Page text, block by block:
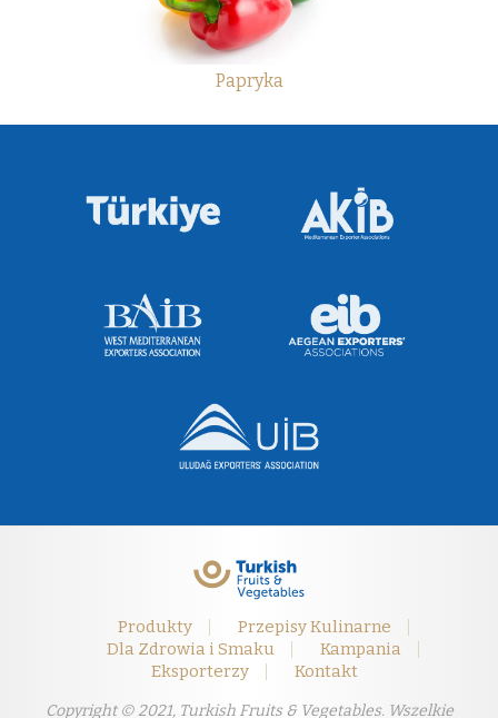
Papryka
Produkty
Przepisy Kulinarne
Dla Zdrowia i Smaku
Kampania
Eksporterzy
Kontakt
Copyright © 2021, Turkish Fruits & Vegetables. Wszelkie